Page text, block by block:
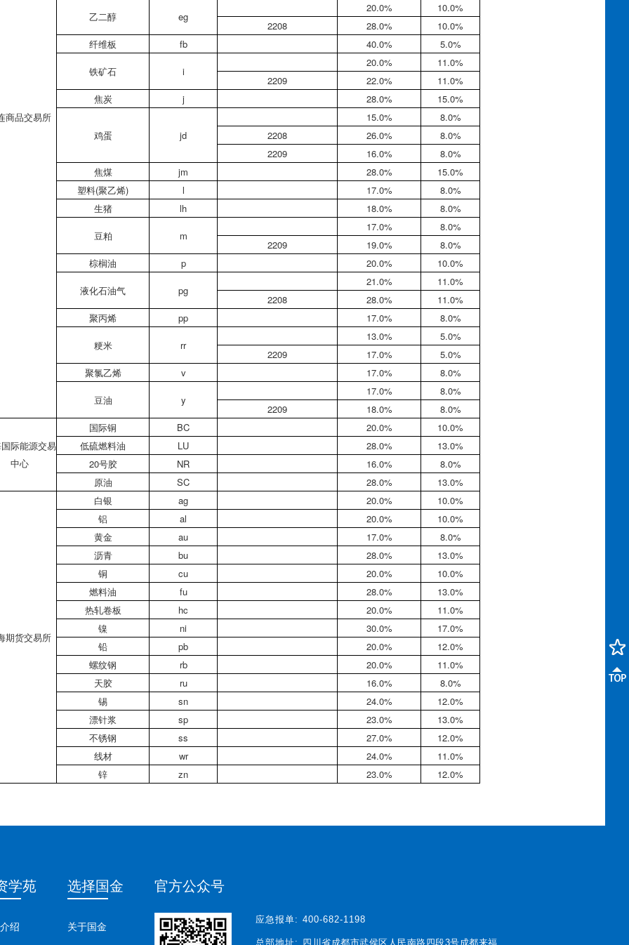
商品交易所
乙二醇 eg
20.0%
10.0%
2208
28.0%
10.0%
纤维板
fb 40.0% 5.0%
铁矿石 i
20.0%
11.0%
2209
22.0%
11.0%
焦炭
j 28.0% 15.0%
鸡蛋 jd
15.0%
8.0%
2208
26.0%
8.0%
2209
16.0%
8.0%
焦煤
jm 28.0%
15.0%
塑料(聚乙烯)
l 17.0%
8.0%
生猪
lh 18.0% 8.0%
豆粕 m
17.0%
8.0%
2209
19.0%
8.0%
棕榈油
p 20.0% 10.0%
液化石油气 pg
21.0%
11.0%
2208
28.0%
11.0%
聚丙烯
pp 17.0% 8.0%
粳米 rr
13.0%
5.0%
2209
17.0%
5.0%
聚氯乙烯
v 17.0% 8.0%
豆油 y
17.0%
8.0%
2209
18.0% 8.0%
际能源交易
中心
国际铜 BC 20.0%
10.0%
低硫燃料油
LU 28.0%
13.0%
20号胶
NR 16.0%
8.0%
原油
SC 28.0% 13.0%
期货交易所
白银 ag 20.0%
10.0%
铝
al 20.0%
10.0%
黄金
au 17.0%
8.0%
沥青
bu 28.0%
13.0%
铜
cu 20.0%
10.0%
燃料油
fu 28.0%
13.0%
热轧卷板
hc 20.0%
11.0%
镍
ni 30.0%
17.0%
铅
pb 20.0%
12.0%
螺纹钢
rb 20.0%
11.0%
天胶
ru 16.0%
8.0%
锡
sn 24.0%
12.0%
漂针浆
sp 23.0%
13.0%
不锈钢
ss 27.0%
12.0%
线材
wr 24.0%
11.0%
锌
zn 23.0% 12.0%
学苑
绍
选择国金
关于国金
官方公众号
应急报单: 400-682-1198
总部地址: 四川省成都市武侯区人民南路四段3号成都来福